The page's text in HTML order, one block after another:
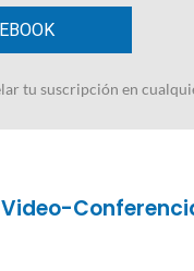
Video-